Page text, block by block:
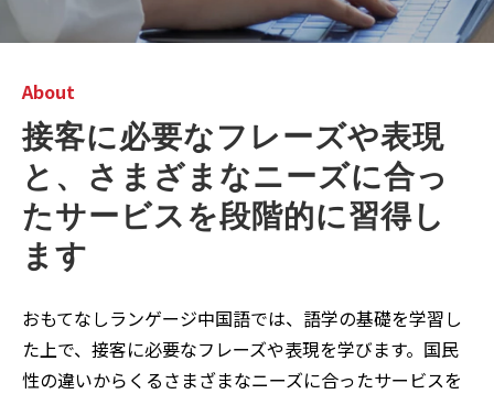
About
接客に必要なフレーズや表現
と、さまざまなニーズに合っ
たサービスを段階的に習得し
ます
おもてなしランゲージ中国語では、語学の基礎を学習し
た上で、接客に必要なフレーズや表現を学びます。国民
性の違いからくるさまざまなニーズに合ったサービスを